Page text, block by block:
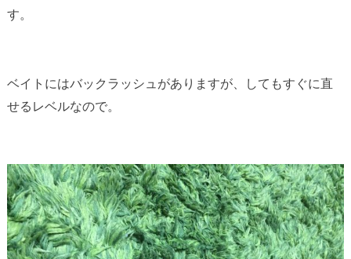
す。
ベイトにはバックラッシュがありますが、してもすぐに直
せるレベルなので。